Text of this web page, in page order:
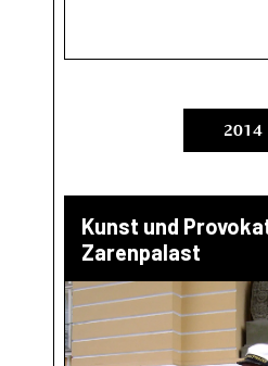
2014
Kunst und
Zarenpalast